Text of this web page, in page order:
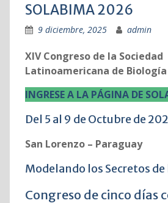
SOLABIMA 2026
9 diciembre, 2025 admin
XIV Congreso de la Sociedad
Latinoamericana de
INGRESE A LA PÁGINA DE
Del 5 al 9 de Octubre de
San Lorenzo – Paraguay
Modelando los Secretos de
Congreso de cinco días